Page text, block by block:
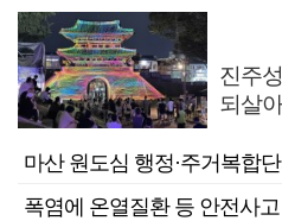
진주
되살
마산 원도심 행정·주거복합
폭염에 온열질환 등 안전사